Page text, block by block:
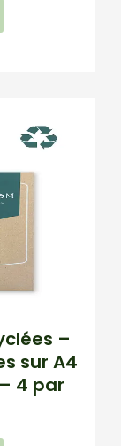
–
sur A4
4 par